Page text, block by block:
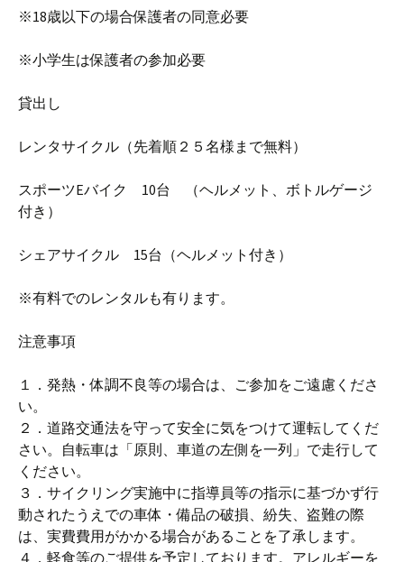
※18歳以下の場合保護者の同意必要
※小学生は保護者の参加必要
貸出し
レンタサイクル（先着順２５名様まで無料）
スポーツEバイク 10台 （ヘルメット、ボトルゲージ
付き）
シェアサイクル 15台（ヘルメット付き）
※有料でのレンタルも有ります。
注意事項
１．発熱・体調不良等の場合は、ご参加をご遠慮くださ
い。
２．道路交通法を守って安全に気をつけて運転してくだ
さい。自転車は「原則、車道の左側を一列」で走行して
ください。
３．サイクリング実施中に指導員等の指示に基づかず行
動されたうえでの車体・備品の破損、紛失、盗難の際
は、実費費用がかかる場合があることを了承します。
４．軽食等のご提供を予定しております。アレルギーを